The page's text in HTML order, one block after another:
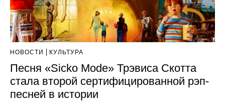
НОВОСТИ КУЛЬТУРА
Песня «Sicko Mode» Трэвиса Скотта
стала второй сертифицированной рэп-
песней в истории